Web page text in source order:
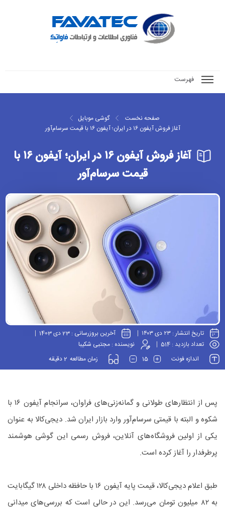
فهرست
صفحه نخست
گوشی موبایل
آغاز فروش آیفون ۱۶ در ایران؛ آیفون ۱۶ با قیمت سرسام‌آور
آغاز فروش آیفون ۱۶ در ایران؛ آیفون ۱۶ با
قیمت سرسام‌آور
تاریخ انتشار : ۲۳ دی ۱۴۰۳ آخرین بروزرسانی : 23 دی 1403
تعداد بازدید : 514 نویسنده : مجتبی شکیبا
اندازه فونت
15 زمان مطالعه 2دقیقه
پس از انتظارهای طولانی و گمانه‌زنی‌های فراوان، سرانجام آیفون ۱۶ با
شکوه و البته با قیمتی سرسام‌آور وارد بازار ایران شد. دیجی‌کالا به عنوان
یکی از اولین فروشگاه‌های آنلاین، فروش رسمی این گوشی هوشمند
پرطرفدار را آغاز کرده است.
طبق اعلام دیجی‌کالا، قیمت پایه آیفون ۱۶ با حافظه داخلی ۱۲۸ گیگابایت
به ۸۲ میلیون تومان می‌رسد. این در حالی است که بررسی‌های میدانی